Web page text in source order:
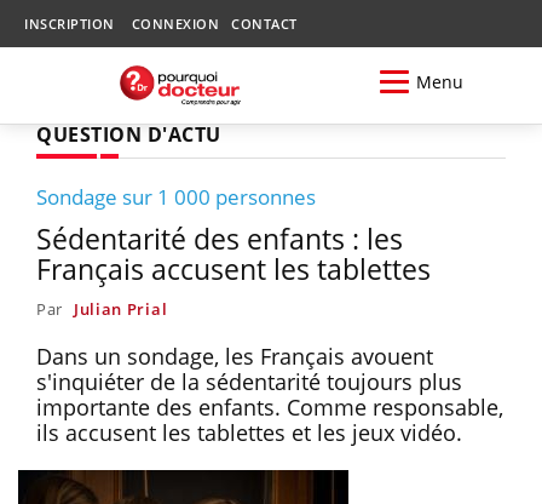
INSCRIPTION CONNEXION CONTACT
Menu
QUESTION D'ACTU
Sondage sur 1 000 personnes
Sédentarité des enfants : les
Français accusent les tablettes
Par Julian Prial
Dans un sondage, les Français avouent
s'inquiéter de la sédentarité toujours plus
importante des enfants. Comme responsable,
ils accusent les tablettes et les jeux vidéo.